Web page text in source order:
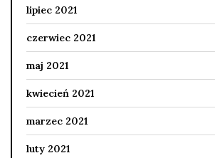
lipiec 2021
czerwiec 2021
maj 2021
kwiecień 2021
marzec 2021
luty 2021